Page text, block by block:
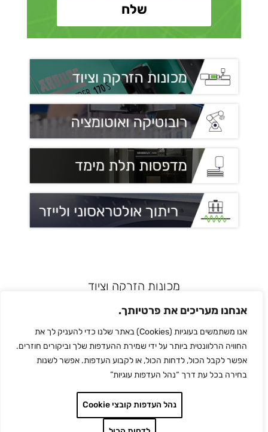
אנחנו מעריכים את פרטיותך.
אנו משתמשים בעוגיות (Cookies) באתר שלנו כדי להעניק לך את
החוויה הרלוונטית ביותר על ידי שמירת ההעדפות שלך וביקורים חוזרים.
אפשר לקבל הכול, לדחות הכול, או לקבוע העדפות. אפשר לשנות
בחירה בכל עת דרך “נהל העדפות עוגיות”
נהל העדפות קובצי Cookie
מכונות הזרקה וציוד
מדפסות תלת מימד
הלחמת פלסטיק
לכל המותגים
צור קשר